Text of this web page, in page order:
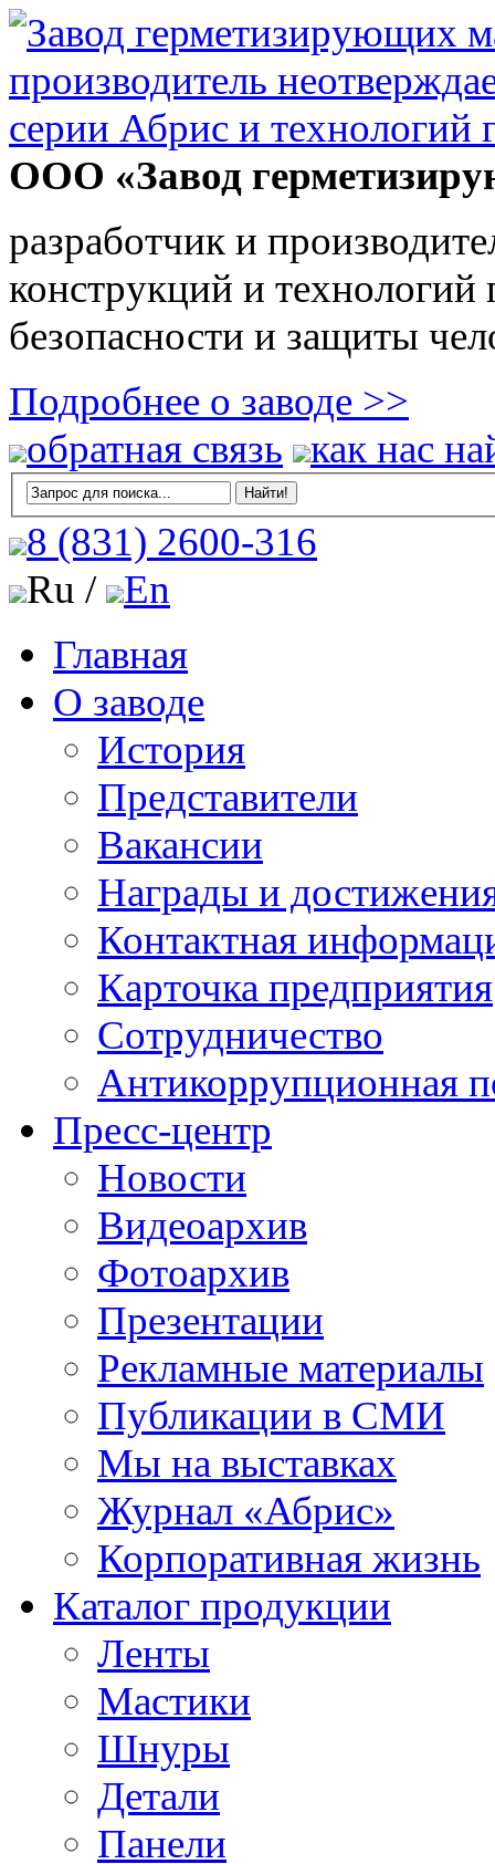
ООО «Завод
разработчик и
конструкций и
безопасности и защиты
Подробнее о заводе >>
обратная связь
как нас
8 (831) 2600-316
Ru /
En
Главная
О заводе
История
Представители
Вакансии
Награды и
Контактная
Карточка предприятия
Сотрудничество
Антикоррупционная
Пресс-центр
Новости
Видеоархив
Фотоархив
Презентации
Рекламные материалы
Публикации в СМИ
Мы на выставках
Журнал «Абрис»
Корпоративная жизнь
Каталог продукции
Ленты
Мастики
Шнуры
Детали
Панели